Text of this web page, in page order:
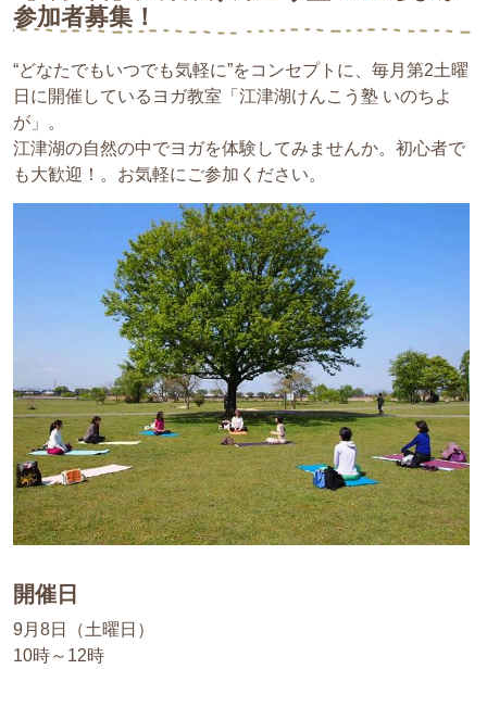
参加者募集！
“どなたでもいつでも気軽に”をコンセプトに、毎月第2土曜
日に開催しているヨガ教室「江津湖けんこう塾 いのちよ
が」。
江津湖の自然の中でヨガを体験してみませんか。初心者で
も大歓迎！。お気軽にご参加ください。
開催日
9月8日（土曜日）
10時～12時